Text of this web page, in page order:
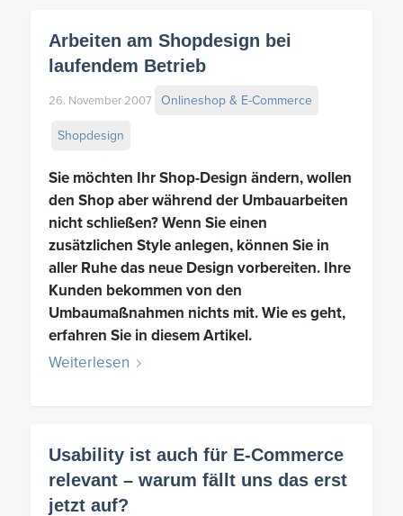
Arbeiten am Shopdesign bei
laufendem Betrieb
26. November 2007 Onlineshop & E-Commerce
Shopdesign
Sie möchten Ihr Shop-Design ändern, wollen
den Shop aber während der Umbauarbeiten
nicht schließen? Wenn Sie einen
zusätzlichen Style anlegen, können Sie in
aller Ruhe das neue Design vorbereiten. Ihre
Kunden bekommen von den
Umbaumaßnahmen nichts mit. Wie es geht,
erfahren Sie in diesem Artikel.
Weiterlesen
Usability ist auch für E-Commerce
relevant – warum fällt uns das erst
jetzt auf?